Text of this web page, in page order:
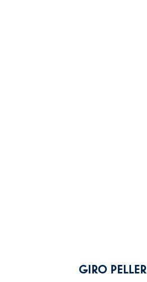
GIRO PELLER